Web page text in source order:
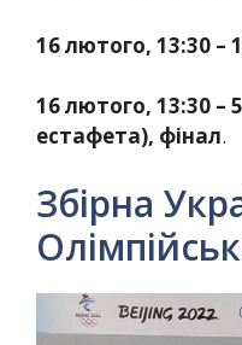
16 лютого, 13:30 –
16 лютого, 13:30 –
естафета), фінал.
Збірна